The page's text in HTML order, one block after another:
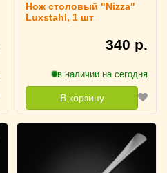
Нож столовый "Nizza"
Luxstahl, 1 шт
340 р.
в наличии на сегодня
В корзину